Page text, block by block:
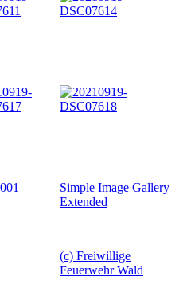
Simple Image Gallery
Extended
(c) Freiwillige
Feuerwehr Wald